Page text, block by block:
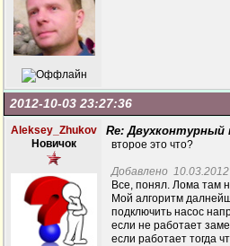
2012-10-03 23:27:36
Aleksey_Zhukov
Новичок
Re: Двухконтурный
второе это что?
Добавлено
Все, понял. Лома там
Мой алгоритм
подключить насос
если не работает
если работает тогда